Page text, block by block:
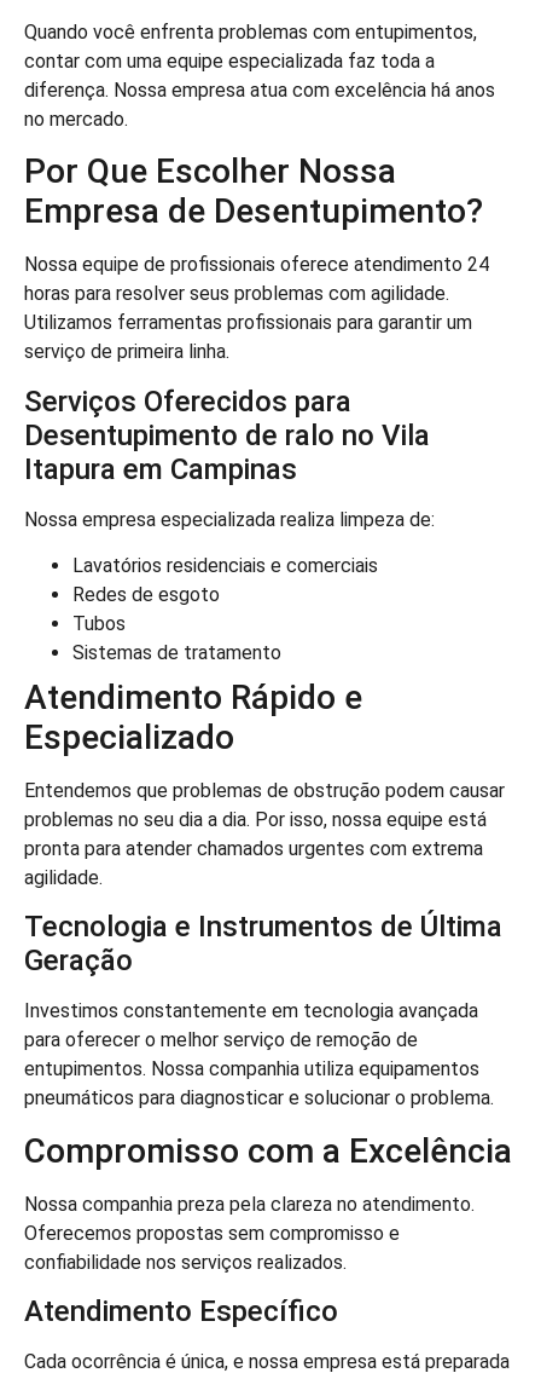
Quando você enfrenta problemas com entupimentos,
contar com uma equipe especializada faz toda a
diferença. Nossa empresa atua com excelência há anos
no mercado.
Por Que Escolher Nossa
Empresa de Desentupimento?
Nossa equipe de profissionais oferece atendimento 24
horas para resolver seus problemas com agilidade.
Utilizamos ferramentas profissionais para garantir um
serviço de primeira linha.
Serviços Oferecidos para
Desentupimento de ralo no Vila
Itapura em Campinas
Nossa empresa especializada realiza limpeza de:
Lavatórios residenciais e comerciais
Redes de esgoto
Tubos
Sistemas de tratamento
Atendimento Rápido e
Especializado
Entendemos que problemas de obstrução podem causar
problemas no seu dia a dia. Por isso, nossa equipe está
pronta para atender chamados urgentes com extrema
agilidade.
Tecnologia e Instrumentos de Última
Geração
Investimos constantemente em tecnologia avançada
para oferecer o melhor serviço de remoção de
entupimentos. Nossa companhia utiliza equipamentos
pneumáticos para diagnosticar e solucionar o problema.
Compromisso com a Excelência
Nossa companhia preza pela clareza no atendimento.
Oferecemos propostas sem compromisso e
confiabilidade nos serviços realizados.
Atendimento Específico
Cada ocorrência é única, e nossa empresa está preparada